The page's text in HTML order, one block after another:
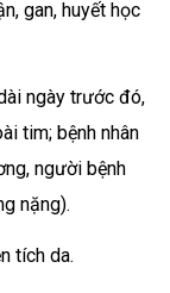
gan, huyết học
ngày trước đó,
tim; bệnh nhân
người bệnh
nặng).
tích da.